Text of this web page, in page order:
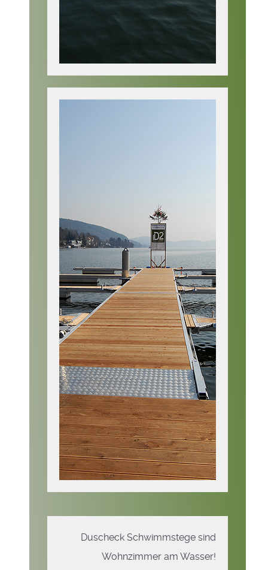
Duscheck Schwimmstege sind
Wohnzimmer am Wasser!